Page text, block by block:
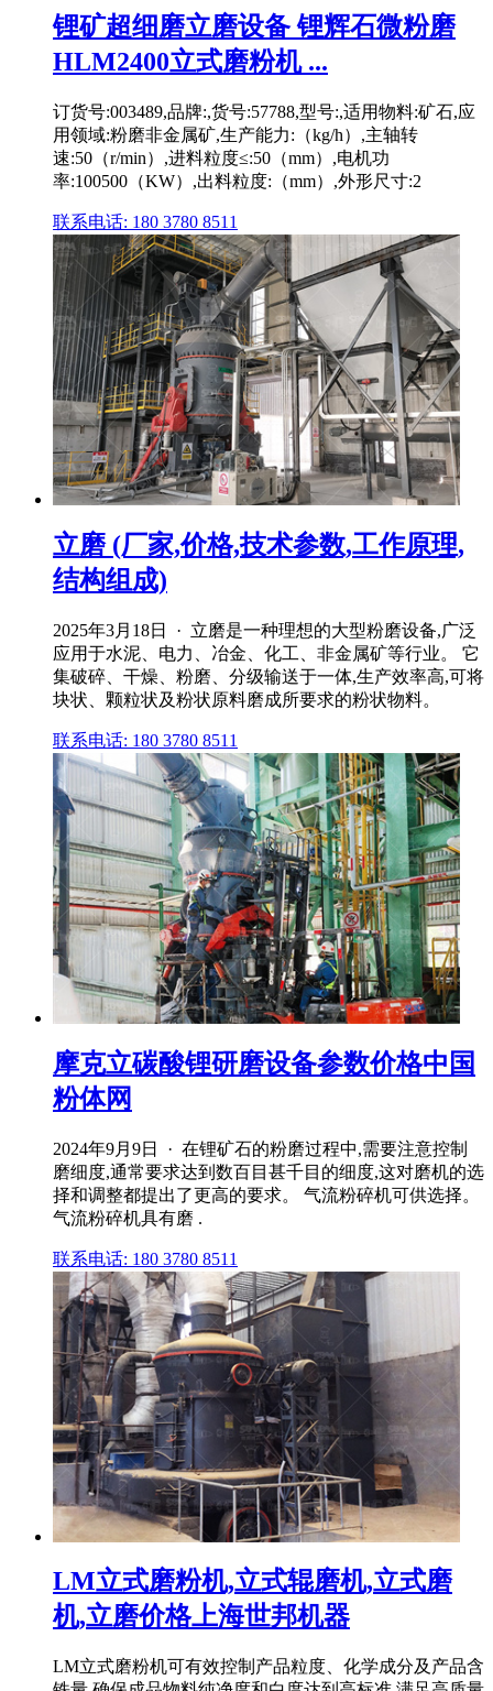
锂矿超细磨立磨设备 锂辉石微粉磨
HLM2400立式磨粉机 ...
订货号:003489,品牌:,货号:57788,型号:,适用物料:矿石,应
用领域:粉磨非金属矿,生产能力:（kg/h）,主轴转
速:50（r/min）,进料粒度≤:50（mm）,电机功
率:100500（KW）,出料粒度:（mm）,外形尺寸:2
联系电话: 180 3780 8511
立磨 (厂家,价格,技术参数,工作原理,
结构组成)
2025年3月18日 · 立磨是一种理想的大型粉磨设备,广泛
应用于水泥、电力、冶金、化工、非金属矿等行业。 它
集破碎、干燥、粉磨、分级输送于一体,生产效率高,可将
块状、颗粒状及粉状原料磨成所要求的粉状物料。
联系电话: 180 3780 8511
摩克立碳酸锂研磨设备参数价格中国
粉体网
2024年9月9日 · 在锂矿石的粉磨过程中,需要注意控制
磨细度,通常要求达到数百目甚千目的细度,这对磨机的选
择和调整都提出了更高的要求。 气流粉碎机可供选择。
气流粉碎机具有磨 .
联系电话: 180 3780 8511
LM立式磨粉机,立式辊磨机,立式磨
机,立磨价格上海世邦机器
LM立式磨粉机可有效控制产品粒度、化学成分及产品含